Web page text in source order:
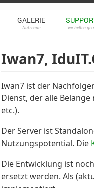
GALERIE
Nutzende wir helfen
Iwan7,
Iwan7 ist der
Dienst, der alle
etc.).
Der Server ist
Nutzungspotential. Die
Die Entwicklung ist
ersetzt werden. Als